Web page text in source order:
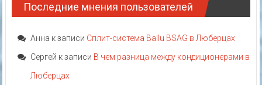
Последние мнения пользователей
Анна к записи Сплит-система Ballu BSAG в Люберцах
Сергей к записи В чем разница между кондиционерами в
Люберцах